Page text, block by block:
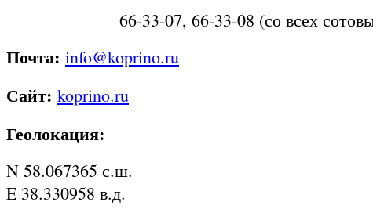
66-33-07, 66-33-08 (со всех сотовых,
Почта: info@koprino.ru
Сайт: koprino.ru
Геолокация:
N 58.067365 с.ш.
E 38.330958 в.д.